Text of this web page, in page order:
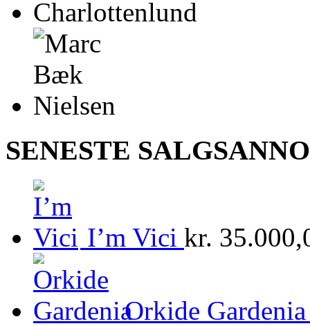
SENESTE
I’m Vici kr.
Orkide Gardenia